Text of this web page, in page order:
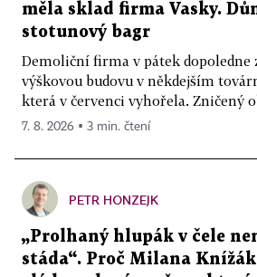
měla sklad firma Vasky.
stotunový bagr
Demoliční firma v pátek dopoledne
výškovou budovu v někdejším
která v červenci vyhořela. Zničený
7. 8. 2026 ▪ 3 min. čtení
PETR HONZEJK
„Prolhaný hlupák v čele
stáda“. Proč Milana